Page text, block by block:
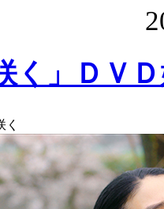
く」ＤＶ